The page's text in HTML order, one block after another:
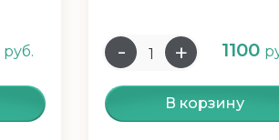
руб. 1100
В корзину